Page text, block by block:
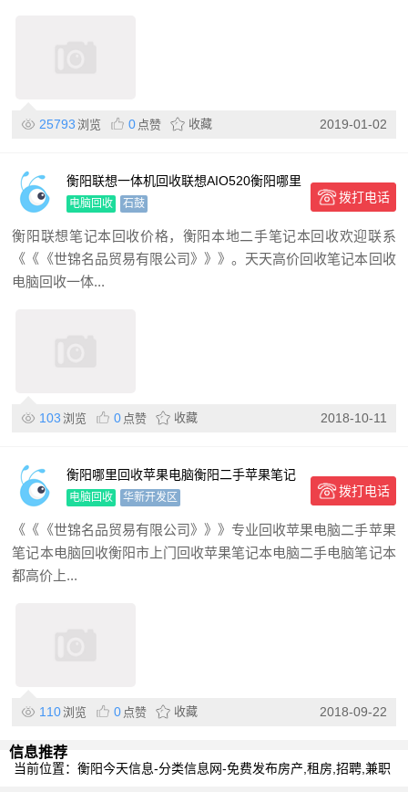
25793 浏览 0 点赞 收藏 2019-01-02
衡阳联想一体机回收联想AIO520衡阳哪里
回收苹果一体机
电脑回收 石鼓 拨打电话
衡阳联想笔记本回收价格，衡阳本地二手笔记本回收欢迎联系
《《《世锦名品贸易有限公司》》》。天天高价回收笔记本回收
电脑回收一体...
103 浏览 0 点赞 收藏 2018-10-11
衡阳哪里回收苹果电脑衡阳二手苹果笔记
本回收价格咨询世锦名品
电脑回收 华新开发区 拨打电话
《《《世锦名品贸易有限公司》》》专业回收苹果电脑二手苹果
笔记本电脑回收衡阳市上门回收苹果笔记本电脑二手电脑笔记本
都高价上...
110浏览 0 点赞 收藏 2018-09-22
信息推荐
当前位置： 衡阳今天信息-分类信息网-免费发布房产,租房,招聘,兼职